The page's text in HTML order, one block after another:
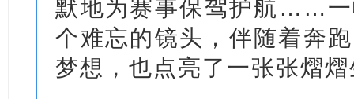
默地为赛事保驾护航……一
个难忘的镜头，伴随着奔
梦想，也点亮了一张张熠